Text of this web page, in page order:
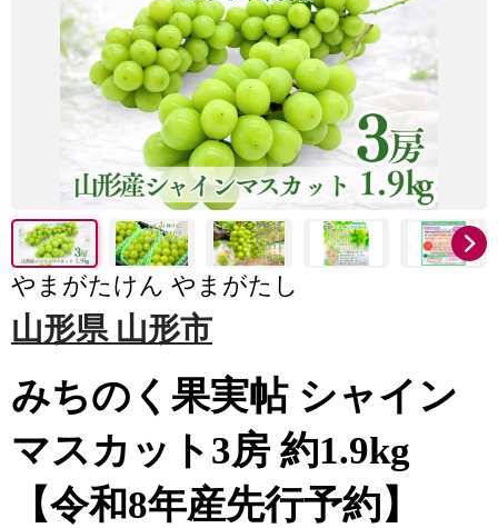
やまがたけん やまがたし
山形県 山形市
みちのく果実帖 シャイン
マスカット3房 約1.9kg
【令和8年産先行予約】